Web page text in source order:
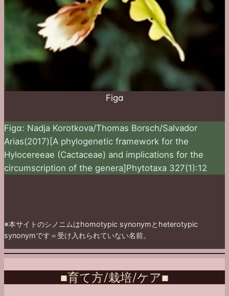
Figα
Figα: Nadja Korotkova/Thomas Borsch/Salvador
Arias(2017)[A phylogenetic framework for the
Hylocereeae (Cactaceae) and implications for the
circumscription of the genera]Phytotaxa 327(1):12
※本サイトのシノニムはhomotypic synonymとheterotypic
synonymです＝受け入れられていない名前。
■育て方/栽培/ケア■